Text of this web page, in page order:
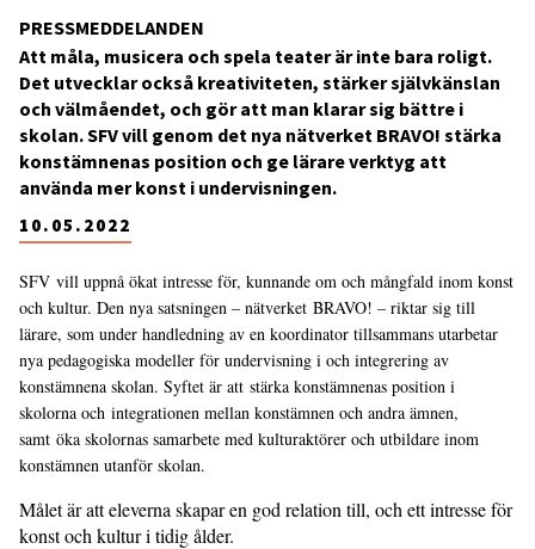
PRESSMEDDELANDEN
10.05.2022
Att måla, musicera och spela teater är inte bara roligt.
Det utvecklar också kreativiteten, stärker självkänslan
och välmåendet, och gör att man klarar sig bättre i
skolan. SFV vill genom det nya nätverket BRAVO! stärka
konstämnenas position och ge lärare verktyg att
använda mer konst i undervisningen.
SFV vill uppnå ökat intresse för, kunnande om och mångfald inom konst
och kultur. Den nya satsningen – nätverket BRAVO! – riktar sig till
lärare, som under handledning av en koordinator tillsammans utarbetar
nya pedagogiska modeller för undervisning i och integrering av
konstämnena skolan. Syftet är att stärka konstämnenas position i
skolorna och integrationen mellan konstämnen och andra ämnen,
samt öka skolornas samarbete med kulturaktörer och utbildare inom
konstämnen utanför skolan.
Målet är att eleverna skapar en god relation till, och ett intresse för
konst och kultur i tidig ålder.